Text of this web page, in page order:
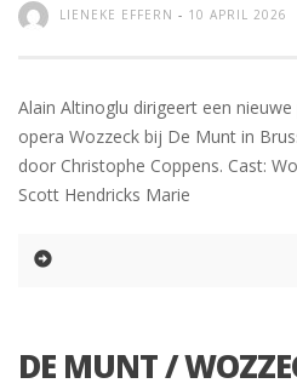
LIENEKE EFFERN - 10 APRIL 2026
Alain Altinoglu dirigeert een nieuwe
opera Wozzeck bij De Munt in
door Christophe
Scott Hendricks Marie
DE MUNT /